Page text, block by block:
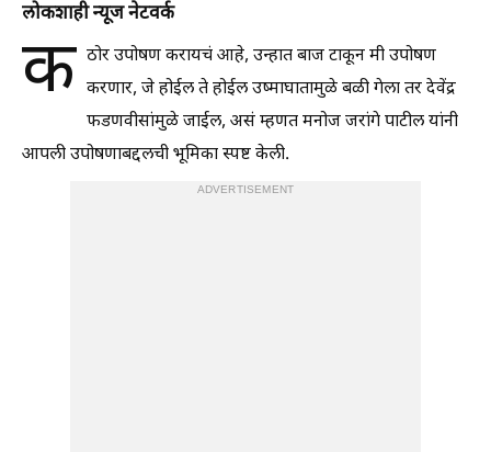
लोकशाही न्यूज नेटवर्क
क ठोर उपोषण करायचं आहे, उन्हात बाज टाकून मी उपोषण
करणार, जे होईल ते होईल उष्माघातामुळे बळी गेला तर देवेंद्र
फडणवीसांमुळे जाईल, असं म्हणत मनोज जरांगे पाटील यांनी
आपली उपोषणाबद्दलची भूमिका स्पष्ट केली.
ADVERTISEMENT